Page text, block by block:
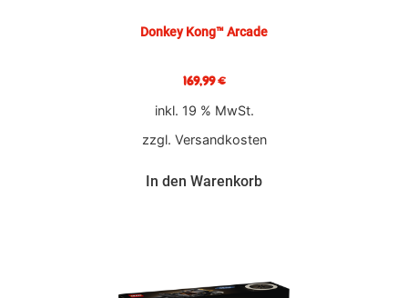
Donkey Kong™ Arcade
169,99€
inkl. 19 % MwSt.
zzgl. Versandkosten
In den Warenkorb